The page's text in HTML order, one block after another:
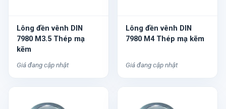
Lông đền vênh DIN
7980 M3.5 Thép mạ
kẽm
Giá đang cập nhật
Lông đền vênh DIN
7980 M4 Thép mạ kẽm
Giá đang cập nhật